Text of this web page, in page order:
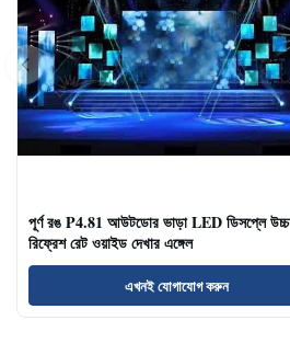
পূর্ণ রঙ P4.81 আউটডোর ভাড়া LED ডিসপ্লে উচ্চ
রিফ্রেশ রেট ওয়াইড দেখার এঙ্গেল
এখনই যোগাযোগ করুন